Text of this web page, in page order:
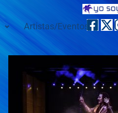
Artistas/Eventos